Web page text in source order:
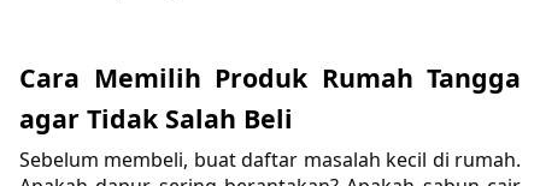
Cara Memilih Produk Rumah Tangga
agar Tidak Salah Beli
Sebelum membeli, buat daftar masalah kecil di rumah.